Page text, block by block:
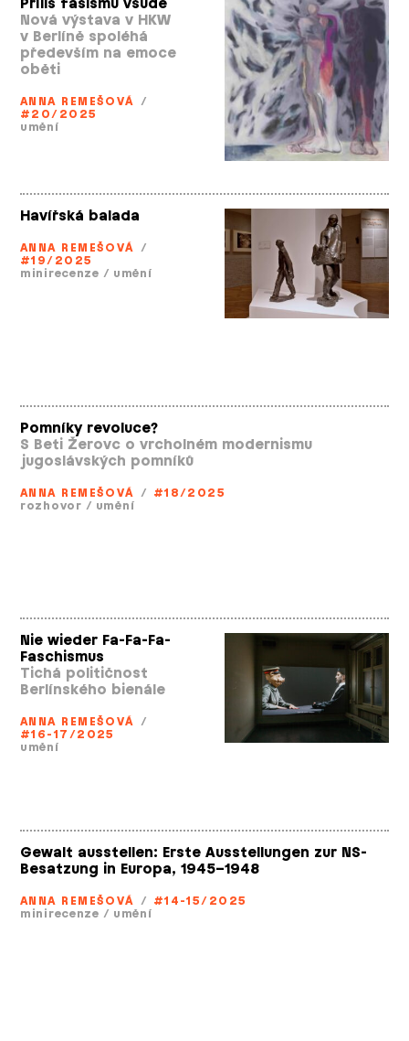
Příliš fašismu všude
Nová výstava v HKW
v Berlíně spoléhá
především na emoce
oběti
ANNA REMEŠOVÁ /
#20/2025
umění
Havířská balada
ANNA REMEŠOVÁ /
#19/2025
minirecenze / umění
Pomníky revoluce?
S Beti Žerovc o vrcholném modernismu
jugoslávských pomníků
ANNA REMEŠOVÁ / #18/2025
rozhovor / umění
Nie wieder Fa­-Fa­-Fa­-
Faschismus
Tichá političnost
Berlínského bienále
ANNA REMEŠOVÁ /
#16-17/2025
umění
Gewalt ausstellen: Erste Ausstellungen zur NS­-
Besatzung in Europa, 1945–1948
ANNA REMEŠOVÁ / #14-15/2025
minirecenze / umění